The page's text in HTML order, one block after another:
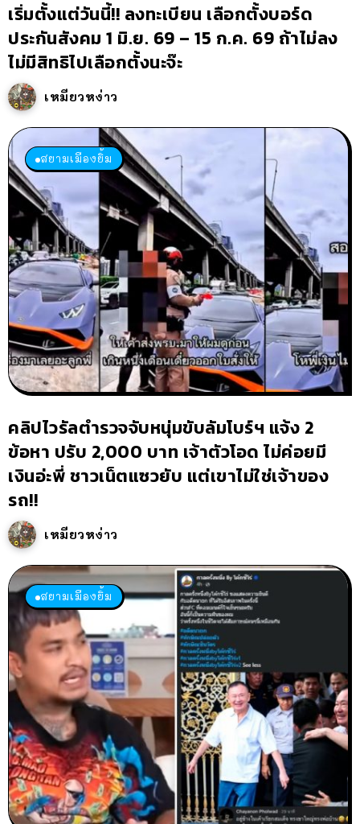
เริ่มตั้งแต่วันนี้!! ลงทะเบียน เลือกตั้งบอร์ด
ประกันสังคม 1 มิ.ย. 69 – 15 ก.ค. 69 ถ้าไม่ลง
ไม่มีสิทธิไปเลือกตั้งนะจ๊ะ
เหมียวหง่าว
สยามเมืองยิ้ม
คลิปไวรัลตำรวจจับหนุ่มขับลัมโบร์ฯ แจ้ง 2
ข้อหา ปรับ 2,000 บาท เจ้าตัวโอด ไม่ค่อยมี
เงินอ่ะพี่ ชาวเน็ตแซวยับ แต่เขาไม่ใช่เจ้าของ
รถ!!
เหมียวหง่าว
สยามเมืองยิ้ม